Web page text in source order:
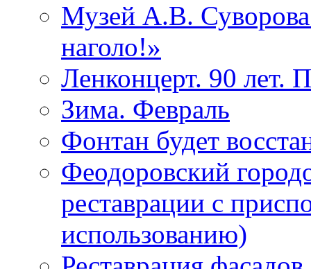
Музей А.В.
наголо!»
Ленконцерт. 90 лет.
Зима. Февраль
Фонтан будет
Феодоровский
реставрации с
использованию)